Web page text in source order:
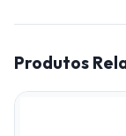
Produtos